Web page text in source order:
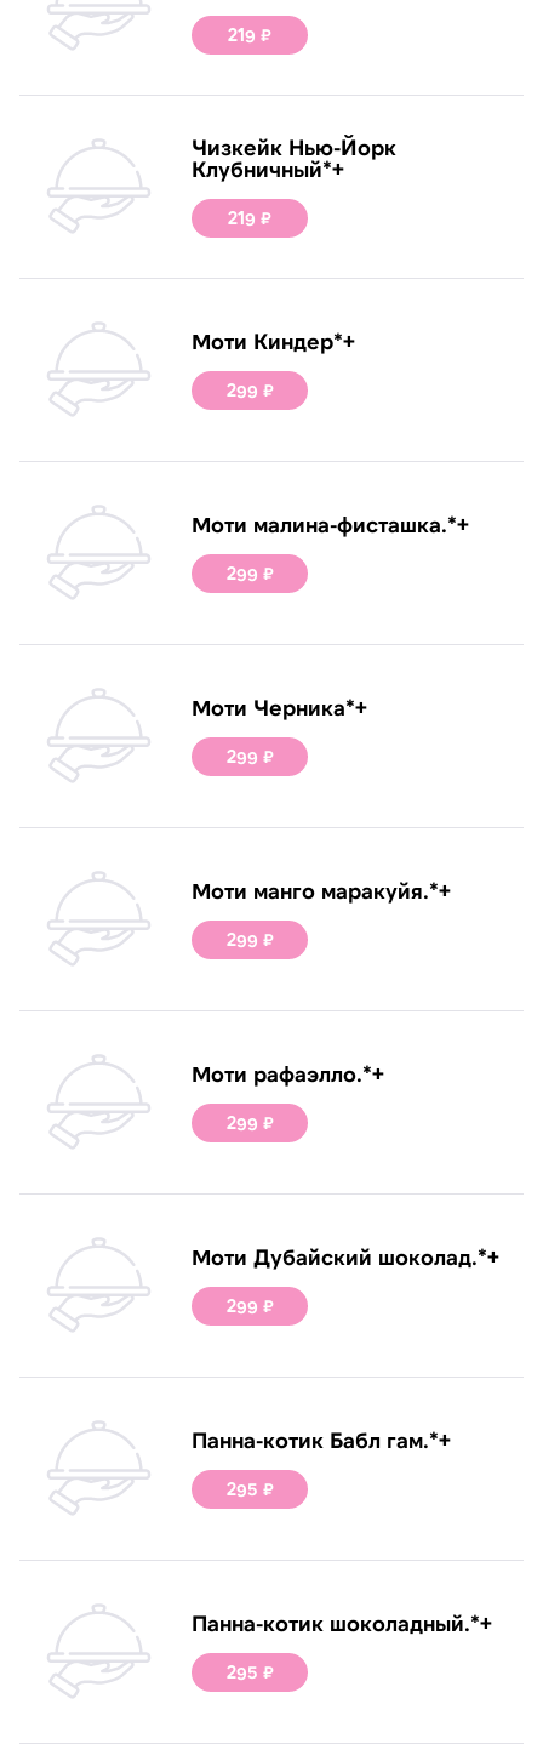
219 ₽
Чизкейк Нью-Йорк
Клубничный*+
219 ₽
Моти Киндер*+
299 ₽
Моти малина-фисташка.*+
299 ₽
Моти Черника*+
299 ₽
Моти манго маракуйя.*+
299 ₽
Моти рафаэлло.*+
299 ₽
Моти Дубайский шоколад.*+
299 ₽
Панна-котик Бабл гам.*+
295 ₽
Панна-котик шоколадный.*+
295 ₽